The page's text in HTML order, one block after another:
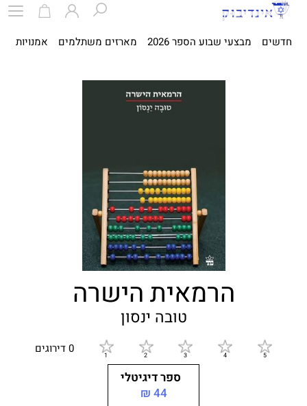
חדשים מבצעי שבוע הספר 2026 מארזים משתלמים אמנויות
הרמאית הישרה
טובה ינסון
0 דירוגים
ספר דיגיטלי
44 ₪